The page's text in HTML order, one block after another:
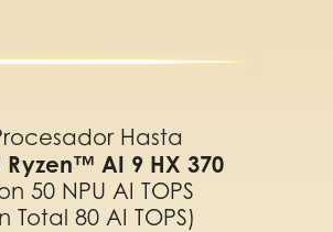
Hasta
Ryzen™ AI 9 HX 370
50 NPU AI TOPS
Total 80 AI TOPS)